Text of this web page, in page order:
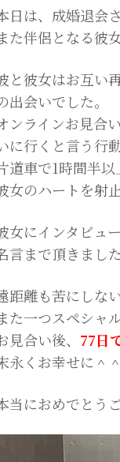
日は、成婚退会
た伴侶となる彼
と彼女はお互い
出会いでした。
ンラインお見合
に行くと言う行
道車で1時間半
女のハートを射
女にインタビュ
言まで頂きまし
距離も苦にしな
た一つスペシャ
見合い後、 77日
永くお幸せに＾＾
当におめでとう